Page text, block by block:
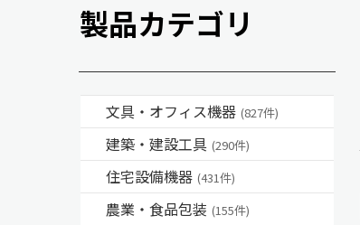
製品カテゴリ
文具・オフィス機器 (827件)
建築・建設工具 (290件)
住宅設備機器 (431件)
農業・食品包装 (155件)